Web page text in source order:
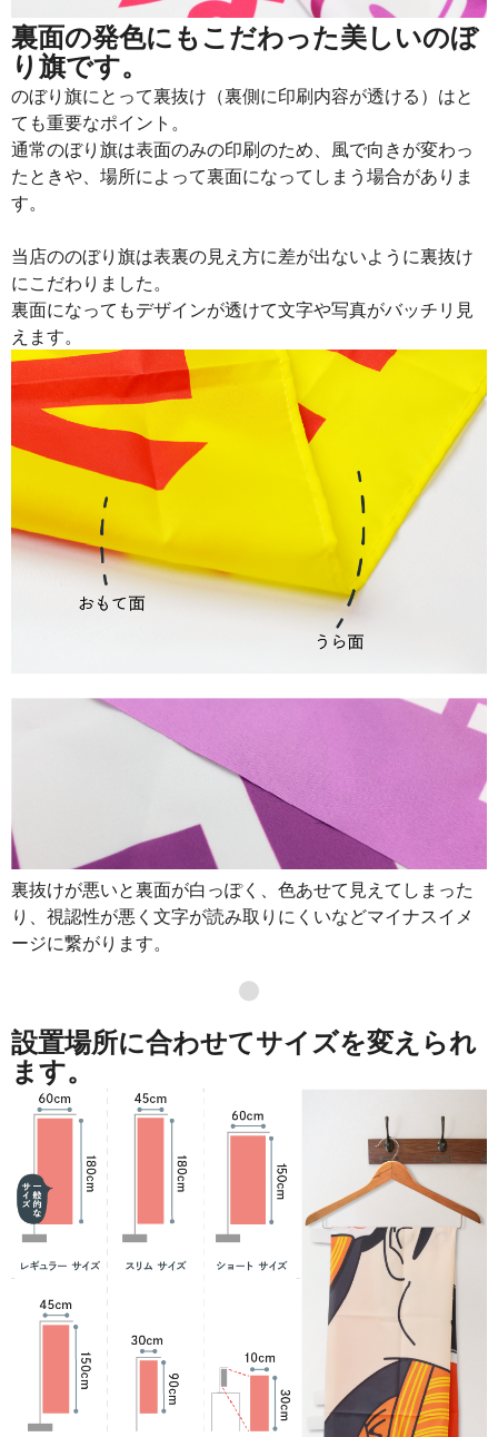
裏面の発色にもこだわった美しいのぼ
り旗です。
のぼり旗にとって裏抜け（裏側に印刷内容が透ける）はと
ても重要なポイント。
通常のぼり旗は表面のみの印刷のため、風で向きが変わっ
たときや、場所によって裏面になってしまう場合がありま
す。
当店ののぼり旗は表裏の見え方に差が出ないように裏抜け
にこだわりました。
裏面になってもデザインが透けて文字や写真がバッチリ見
えます。
裏抜けが悪いと裏面が白っぽく、色あせて見えてしまった
り、視認性が悪く文字が読み取りにくいなどマイナスイメ
ージに繋がります。
●
設置場所に合わせてサイズを変えられ
ます。